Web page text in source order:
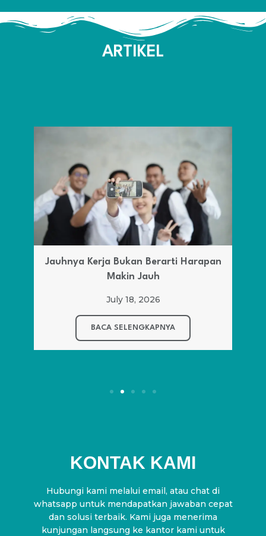
ARTIKEL
Jauhnya Kerja Bukan Berarti Harapan
Makin Jauh
July 18, 2026
BACA SELENGKAPNYA
KONTAK KAMI
Hubungi kami melalui email, atau chat di
whatsapp untuk mendapatkan jawaban cepat
dan solusi terbaik. Kami juga menerima
kunjungan langsung ke kantor kami untuk